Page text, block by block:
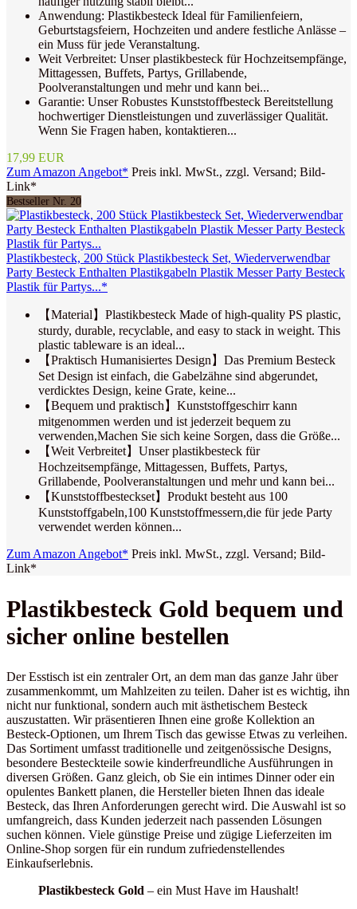
Anwendung: Plastikbesteck Ideal für Familienfeiern,
Geburtstagsfeiern, Hochzeiten und andere festliche Anlässe –
ein Muss für jede Veranstaltung.
Weit Verbreitet: Unser plastikbesteck für Hochzeitsempfänge,
Mittagessen, Buffets, Partys, Grillabende,
Poolveranstaltungen und mehr und kann bei...
Garantie: Unser Robustes Kunststoffbesteck Bereitstellung
hochwertiger Dienstleistungen und zuverlässiger Qualität.
Wenn Sie Fragen haben, kontaktieren...
17,99 EUR
Zum Amazon Angebot* Preis inkl. MwSt., zzgl. Versand; Bild-
Link*
Bestseller Nr. 20
Plastikbesteck, 200 Stück Plastikbesteck Set, Wiederverwendbar
Party Besteck Enthalten Plastikgabeln Plastik Messer Party Besteck
Plastik für Partys...*
【Material】Plastikbesteck Made of high-quality PS plastic,
sturdy, durable, recyclable, and easy to stack in weight. This
plastic tableware is an ideal...
【Praktisch Humanisiertes Design】Das Premium Besteck
Set Design ist einfach, die Gabelzähne sind abgerundet,
verdicktes Design, keine Grate, keine...
【Bequem und praktisch】Kunststoffgeschirr kann
mitgenommen werden und ist jederzeit bequem zu
verwenden,Machen Sie sich keine Sorgen, dass die Größe...
【Weit Verbreitet】Unser plastikbesteck für
Hochzeitsempfänge, Mittagessen, Buffets, Partys,
Grillabende, Poolveranstaltungen und mehr und kann bei...
【Kunststoffbesteckset】Produkt besteht aus 100
Kunststoffgabeln,100 Kunststoffmessern,die für jede Party
verwendet werden können...
Zum Amazon Angebot* Preis inkl. MwSt., zzgl. Versand; Bild-
Link*
Plastikbesteck Gold bequem und
sicher online bestellen
Der Esstisch ist ein zentraler Ort, an dem man das ganze Jahr über
zusammenkommt, um Mahlzeiten zu teilen. Daher ist es wichtig, ihn
nicht nur funktional, sondern auch mit ästhetischem Besteck
auszustatten. Wir präsentieren Ihnen eine große Kollektion an
Besteck-Optionen, um Ihrem Tisch das gewisse Etwas zu verleihen.
Das Sortiment umfasst traditionelle und zeitgenössische Designs,
besondere Besteckteile sowie kinderfreundliche Ausführungen in
diversen Größen. Ganz gleich, ob Sie ein intimes Dinner oder ein
opulentes Bankett planen, die Hersteller bieten Ihnen das ideale
Besteck, das Ihren Anforderungen gerecht wird. Die Auswahl ist so
umfangreich, dass Kunden jederzeit nach passenden Lösungen
suchen können. Viele günstige Preise und zügige Lieferzeiten im
Online-Shop sorgen für ein rundum zufriedenstellendes
Einkaufserlebnis.
Plastikbesteck Gold – ein Must Have im Haushalt!